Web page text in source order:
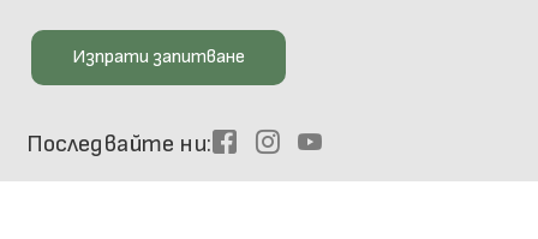
Изпрати запитване
Последвайте ни FacebookInstagram